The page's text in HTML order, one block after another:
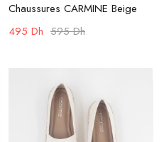
Chaussures CARMINE Beige
595Dh
495 Dh